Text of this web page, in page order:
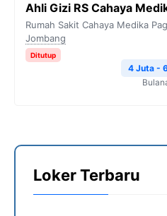
Ahli Gizi RS Cahaya
Rumah Sakit Cahaya Medika
Jombang
Ditutup
4 Juta -
Loker Terbaru